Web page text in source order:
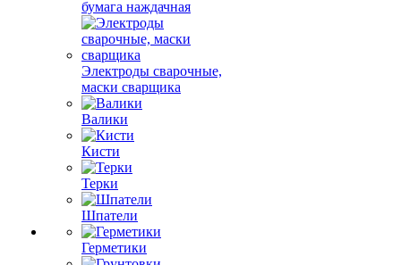
бумага наждачная
Электроды сварочные,
маски сварщика
Валики
Кисти
Терки
Шпатели
Герметики